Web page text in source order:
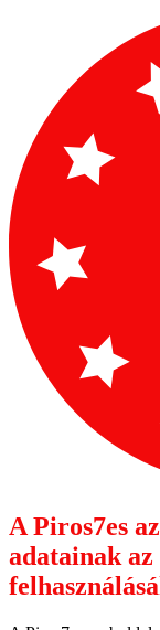
A Piros7es
adatainak